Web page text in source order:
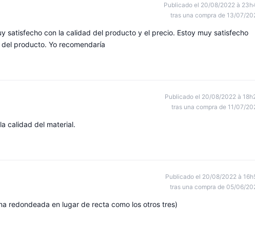
Publicado el 20/08/2022 à
tras una compra de 13/07/
satisfecho con la calidad del producto y el precio. Estoy muy satisfecho
producto. Yo recomendaría
Publicado el 20/08/2022 à
tras una compra de 11/07/
calidad del material.
Publicado el 20/08/2022 à
tras una compra de 05/06/
redondeada en lugar de recta como los otros tres)